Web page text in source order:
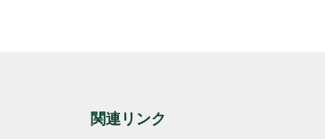
関連リンク